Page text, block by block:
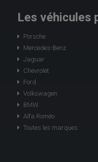
Les véhicules
Porsche
Mercedes-Benz
Jaguar
Chevrolet
Ford
Volkswagen
BMW
Alfa Roméo
Toutes les marques